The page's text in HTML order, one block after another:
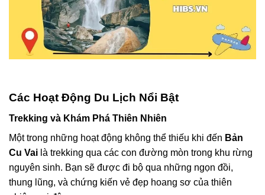
Các Hoạt Động Du Lịch Nổi Bật
Trekking và Khám Phá Thiên Nhiên
Một trong những hoạt động không thể thiếu khi đến Bản
Cu Vai là trekking qua các con đường mòn trong khu rừng
nguyên sinh. Bạn sẽ được đi bộ qua những ngọn đồi,
thung lũng, và chứng kiến vẻ đẹp hoang sơ của thiên